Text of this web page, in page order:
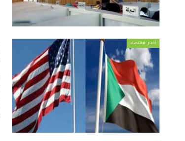
أخبار الاقتصاد